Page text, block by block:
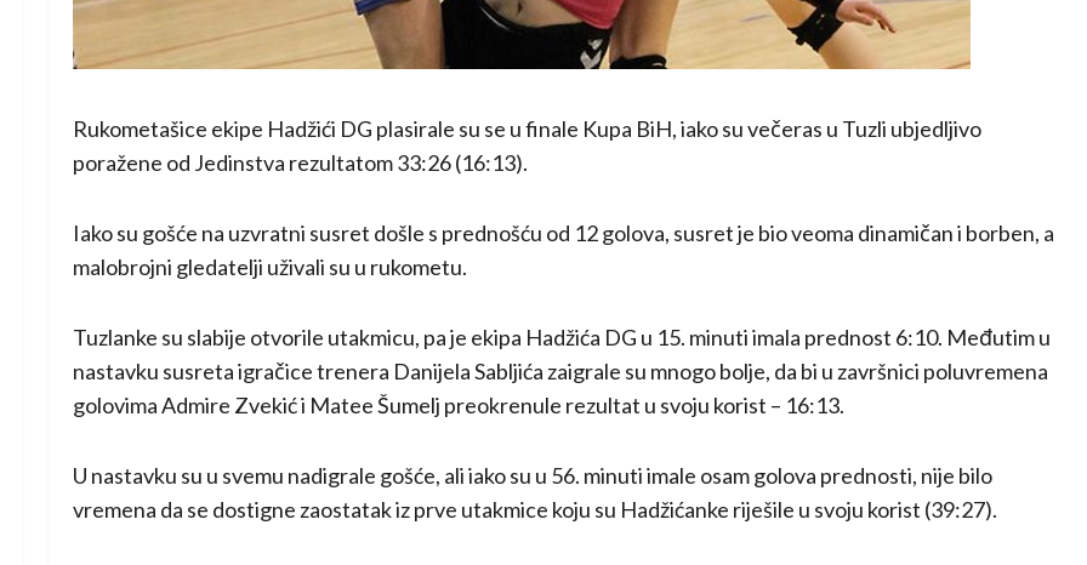
Rukometašice ekipe Hadžići DG plasirale su se u finale Kupa BiH, iako su večeras u Tuzli ubjedljivo
poražene od Jedinstva rezultatom 33:26 (16:13).
Iako su gošće na uzvratni susret došle s prednošću od 12 golova, susret je bio veoma dinamičan i borben, a
malobrojni gledatelji uživali su u rukometu.
Tuzlanke su slabije otvorile utakmicu, pa je ekipa Hadžića DG u 15. minuti imala prednost 6:10. Međutim u
nastavku susreta igračice trenera Danijela Sabljića zaigrale su mnogo bolje, da bi u završnici poluvremena
golovima Admire Zvekić i Matee Šumelj preokrenule rezultat u svoju korist – 16:13.
U nastavku su u svemu nadigrale gošće, ali iako su u 56. minuti imale osam golova prednosti, nije bilo
vremena da se dostigne zaostatak iz prve utakmice koju su Hadžićanke riješile u svoju korist (39:27).